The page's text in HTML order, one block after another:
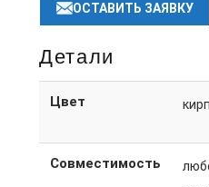
ОСТАВИТЬ ЗАЯВКУ
Детали
Цвет
Совместимость